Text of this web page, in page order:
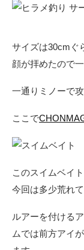
サイズは30cmぐ
顔が拝めたので一
一通りミノーで
ここで
このスイムベイ
今回は多少荒れ
ルアーを付ける
ムでは前方アイ